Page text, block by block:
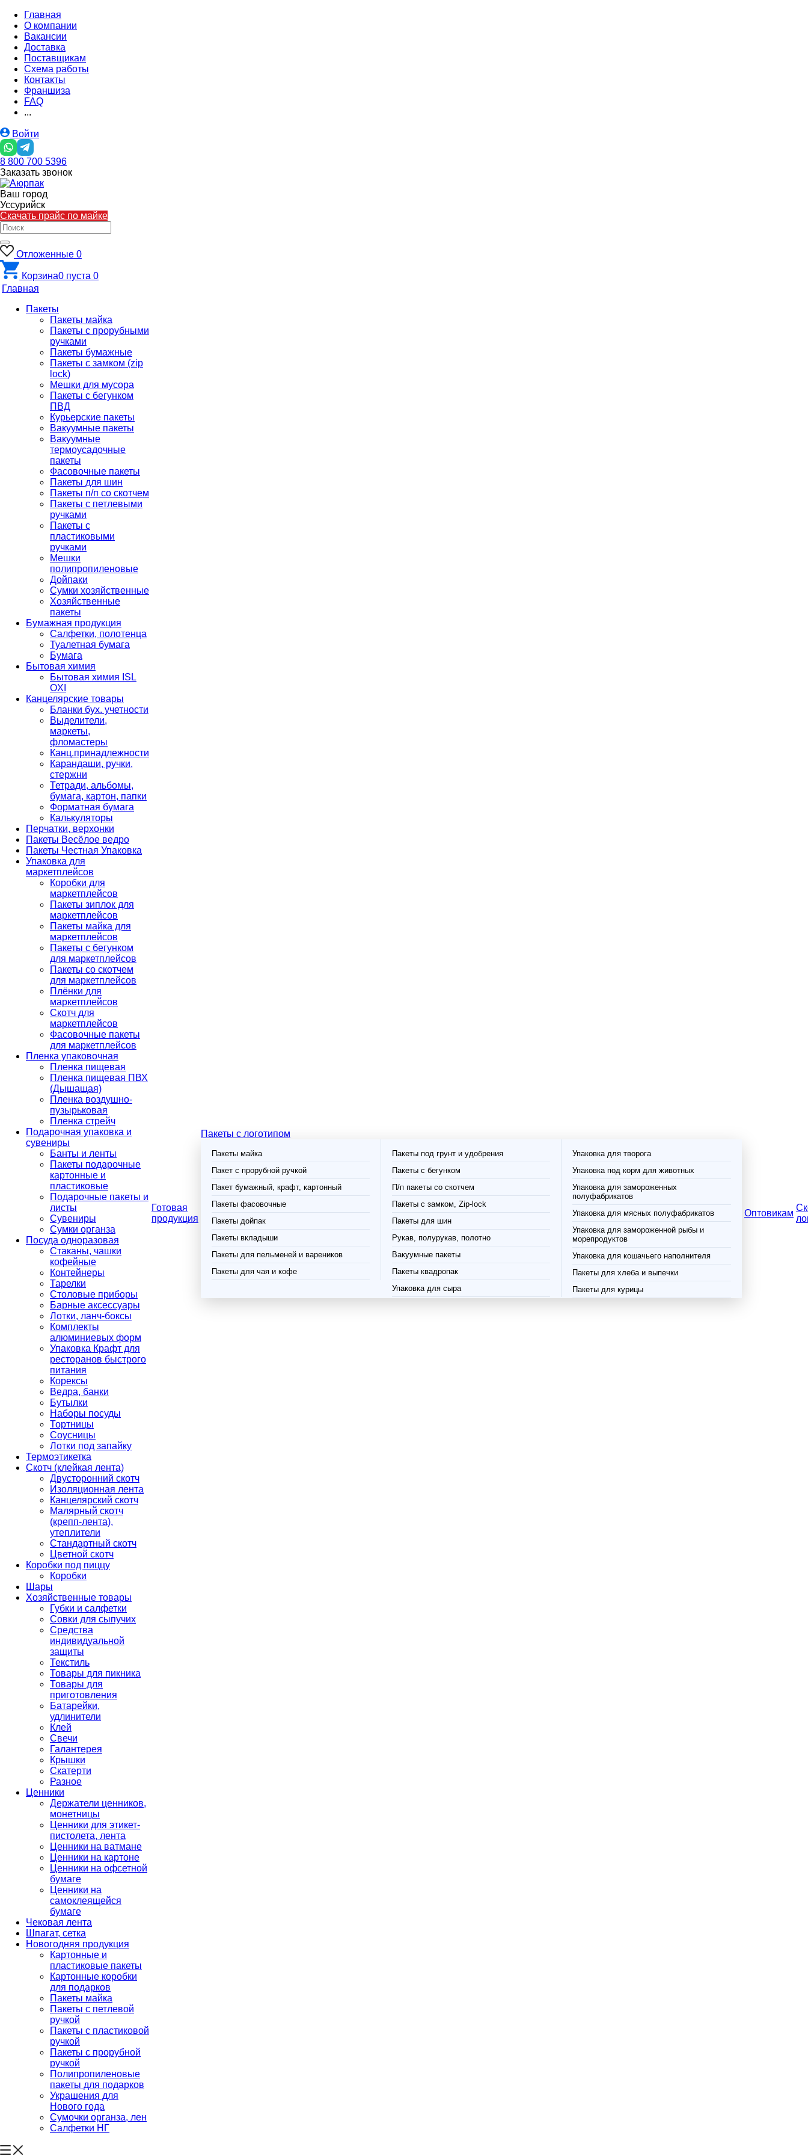
Главная
О компании
Вакансии
Доставка
Поставщикам
Схема работы
Контакты
Франшиза
FAQ
...
Войти
8 800 700 5396
Заказать звонок
Ваш город
Уссурийск
Скачать прайс по майке
Отложенные 0
Корзина0 пуста 0
Главная
Пакеты
Пакеты майка
Пакеты с прорубными
ручками
Пакеты бумажные
Пакеты с замком (zip
lock)
Мешки для мусора
Пакеты с бегунком
ПВД
Курьерские пакеты
Вакуумные пакеты
Вакуумные
термоусадочные
пакеты
Фасовочные пакеты
Пакеты для шин
Пакеты п/п со скотчем
Пакеты с петлевыми
ручками
Пакеты с
пластиковыми
ручками
Мешки
полипропиленовые
Дойпаки
Сумки хозяйственные
Хозяйственные
пакеты
Бумажная продукция
Салфетки, полотенца
Туалетная бумага
Бумага
Бытовая химия
Бытовая химия ISL
OXI
Канцелярские товары
Бланки бух. учетности
Выделители,
маркеты,
фломастеры
Канц.принадлежности
Карандаши, ручки,
стержни
Тетради, альбомы,
бумага, картон, папки
Форматная бумага
Калькуляторы
Перчатки, верхонки
Пакеты Весёлое ведро
Пакеты Честная Упаковка
Упаковка для
маркетплейсов
Коробки для
маркетплейсов
Пакеты зиплок для
маркетплейсов
Пакеты майка для
маркетплейсов
Пакеты с бегунком
для маркетплейсов
Пакеты со скотчем
для маркетплейсов
Плёнки для
маркетплейсов
Скотч для
маркетплейсов
Фасовочные пакеты
для маркетплейсов
Пленка упаковочная
Пленка пищевая
Пленка пищевая ПВХ
(Дышащая)
Пленка воздушно-
пузырьковая
Пленка стрейч
Подарочная упаковка и
сувениры
Банты и ленты
Пакеты подарочные
картонные и
пластиковые
Подарочные пакеты и
листы
Сувениры
Сумки органза
Посуда одноразовая
Стаканы, чашки
кофейные
Контейнеры
Тарелки
Столовые приборы
Барные аксессуары
Лотки, ланч-боксы
Комплекты
алюминиевых форм
Упаковка Крафт для
ресторанов быстрого
питания
Корексы
Ведра, банки
Бутылки
Наборы посуды
Тортницы
Соусницы
Лотки под запайку
Термоэтикетка
Скотч (клейкая лента)
Двусторонний скотч
Изоляционная лента
Канцелярский скотч
Малярный скотч
(крепп-лента),
утеплители
Стандартный скотч
Цветной скотч
Коробки под пиццу
Коробки
Шары
Хозяйственные товары
Губки и салфетки
Совки для сыпучих
Средства
индивидуальной
защиты
Текстиль
Товары для пикника
Товары для
приготовления
Батарейки,
удлинители
Клей
Свечи
Галантерея
Крышки
Скатерти
Разное
Ценники
Держатели ценников,
монетницы
Ценники для этикет-
пистолета, лента
Ценники на ватмане
Ценники на картоне
Ценники на офсетной
бумаге
Ценники на
самоклеящейся
бумаге
Чековая лента
Шпагат, сетка
Новогодняя продукция
Картонные и
пластиковые пакеты
Картонные коробки
для подарков
Пакеты майка
Пакеты с петлевой
ручкой
Пакеты с пластиковой
ручкой
Пакеты с прорубной
ручкой
Полипропиленовые
пакеты для подарков
Украшения для
Нового года
Сумочки органза, лен
Салфетки НГ
Готовая
продукция
Пакеты с логотипом
Пакеты майка
Пакет с прорубной ручкой
Пакет бумажный, крафт, картонный
Пакеты фасовочные
Пакеты дойпак
Пакеты вкладыши
Пакеты для пельменей и вареников
Пакеты для чая и кофе
Пакеты под грунт и удобрения
Пакеты с бегунком
П/п пакеты со скотчем
Пакеты с замком, Zip-lock
Пакеты для шин
Рукав, полурукав, полотно
Вакуумные пакеты
Пакеты квадропак
Упаковка для сыра
Упаковка для творога
Упаковка под корм для животных
Упаковка для замороженных
полуфабрикатов
Упаковка для мясных полуфабрикатов
Упаковка для замороженной рыбы и
морепродуктов
Упаковка для кошачьего наполнителя
Пакеты для хлеба и выпечки
Пакеты для курицы
Оптовикам